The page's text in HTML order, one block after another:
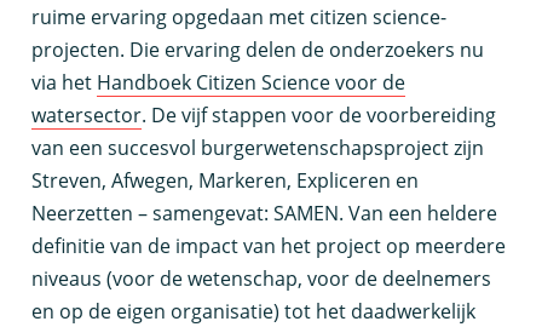
ruime ervaring opgedaan met citizen science-
projecten. Die ervaring delen de onderzoekers nu
via het Handboek Citizen Science voor de
watersector. De vijf stappen voor de voorbereiding
van een succesvol burgerwetenschapsproject zijn
Streven, Afwegen, Markeren, Expliceren en
Neerzetten – samengevat: SAMEN. Van een heldere
definitie van de impact van het project op meerdere
niveaus (voor de wetenschap, voor de deelnemers
en op de eigen organisatie) tot het daadwerkelijk